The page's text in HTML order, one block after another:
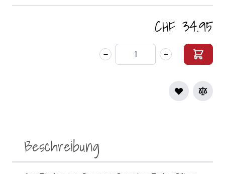
CHF 34.95
Menge
Beschreibung